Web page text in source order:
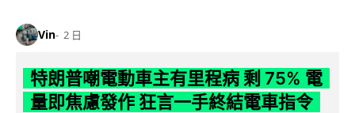
Vin 2 日
特朗普嘲電動車主有里程病 剩 75% 電
量即焦慮發作 狂言一手終結電車指令